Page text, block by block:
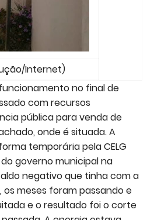
Internet)
no final de
com recursos
pública para venda de
onde é situada. A
temporária pela CELG
governo municipal na
negativo que tinha com a
meses foram passando e
e o resultado foi o corte